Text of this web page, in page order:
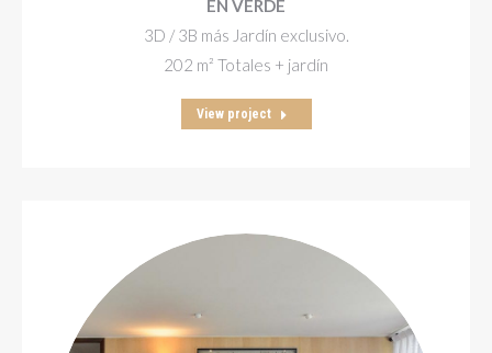
EN VERDE
3D / 3B más Jardín exclusivo.
202 m² Totales + jardín
View project